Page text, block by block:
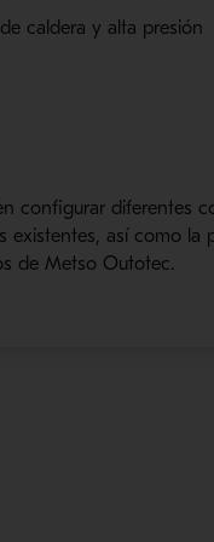
caldera y alta presión
configurar diferentes
existentes, así como la
deMetso Outotec.